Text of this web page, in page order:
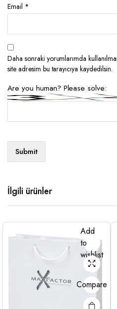
Email *
Daha sonraki yorumlarımda
site adresim bu tarayıcıya kaydedilsin.
Are you human? Please solve:
İlgili ürünler
Add
to
wishlist
Compare